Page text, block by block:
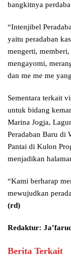
bangkitnya
“Intenjibel
yaitu peradaban
mengerti,
mengayomi,
dan me me me
Sementara terkait
untuk bidang
Marina Jogja,
Peradaban Baru di
Pantai di Kulon
menjadikan
“Kami berharap
mewujudkan
(rd)
Redaktur:
Berita Terkait